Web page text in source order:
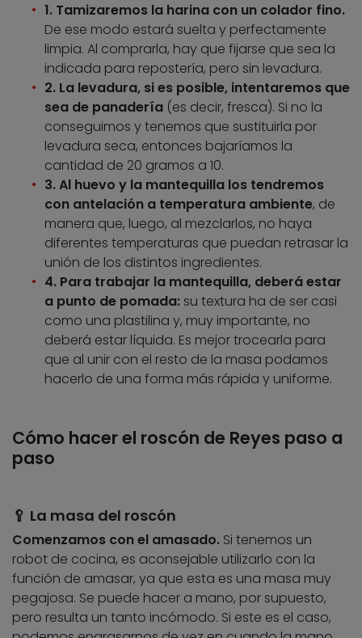
1. Tamizaremos la harina con un colador fino.
De ese modo estará suelta y perfectamente
limpia. Al comprarla, hay que fijarse que sea la
indicada para repostería, pero sin levadura.
2. La levadura, si es posible, intentaremos que
sea de panadería (es decir, fresca). Si no la
conseguimos y tenemos que sustituirla por
levadura seca, entonces bajaríamos la
cantidad de 20 gramos a 10.
3.Al huevo y la mantequilla los tendremos
con antelación a temperatura ambiente, de
manera que, luego, al mezclarlos, no haya
diferentes temperaturas que puedan retrasar la
unión de los distintos ingredientes.
4. Para trabajar la mantequilla, deberá estar
a punto de pomada: su textura ha de ser casi
como una plastilina y, muy importante, no
deberá estar líquida. Es mejor trocearla para
que al unir con el resto de la masa podamos
hacerlo de una forma más rápida y uniforme.
Cómo hacer el roscón de Reyes paso a
paso
🥄 La masa del roscón
Comenzamos con el amasado. Si tenemos un
robot de cocina, es aconsejable utilizarlo con la
función de amasar, ya que esta es una masa muy
pegajosa. Se puede hacer a mano, por supuesto,
pero resulta un tanto incómodo. Si este es el caso,